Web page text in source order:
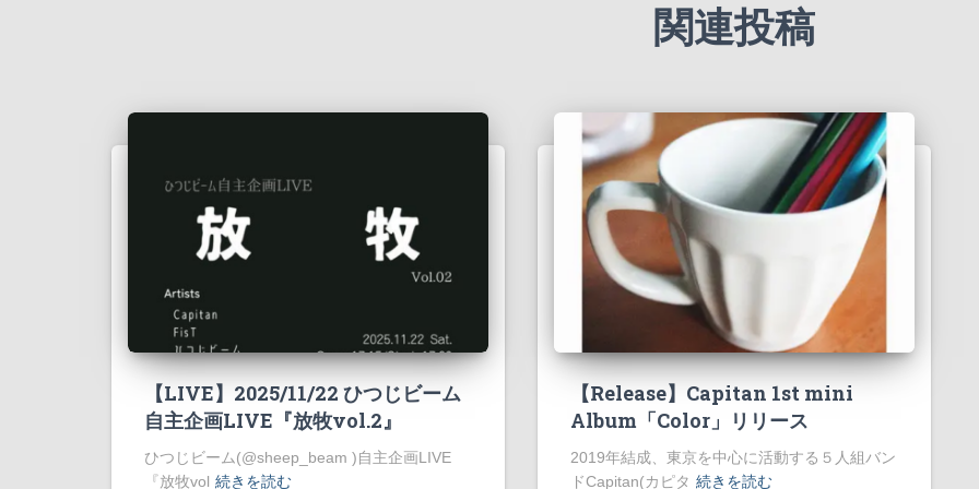
関連投稿
【LIVE】2025/11/22 ひつじビーム
自主企画LIVE『放牧vol.2』
ひつじビーム(@sheep_beam )自主企画LIVE
『放牧vol 続きを読む
【Release】Capitan 1st mini
Album「Color」リリース
2019年結成、東京を中心に活動する５人組バン
ドCapitan(カピタ 続きを読む